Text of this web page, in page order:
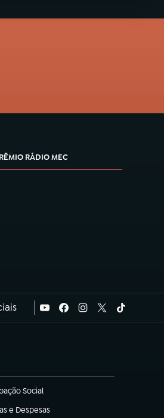
RÁDIO MEC
Social
nova aba)
e Despesas
nova aba)